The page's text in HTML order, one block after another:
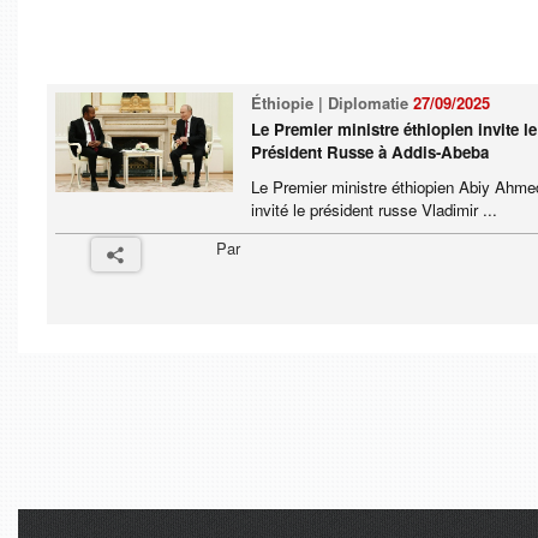
Éthiopie | Diplomatie27/09/2025
Le Premier ministre éthiopien invite le
Président Russe à Addis-Abeba
Le Premier ministre éthiopien Abiy
invité le président russe Vladimir ...
Par